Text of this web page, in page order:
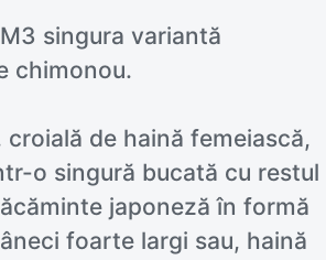
singura variantă
chimonou.
croială de haină femeiască,
o singură bucată cu restul
japoneză în formă
foarte largi sau, haină